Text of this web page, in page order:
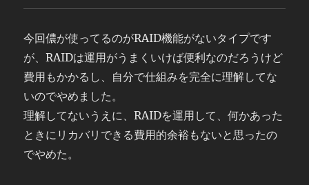
今回儂が使ってるのがRAID機能がないタイプです
が、RAIDは運用がうまくいけば便利なのだろうけど
費用もかかるし、自分で仕組みを完全に理解してな
いのでやめました。
理解してないうえに、RAIDを運用して、何かあった
ときにリカバリできる費用的余裕もないと思ったの
でやめた。